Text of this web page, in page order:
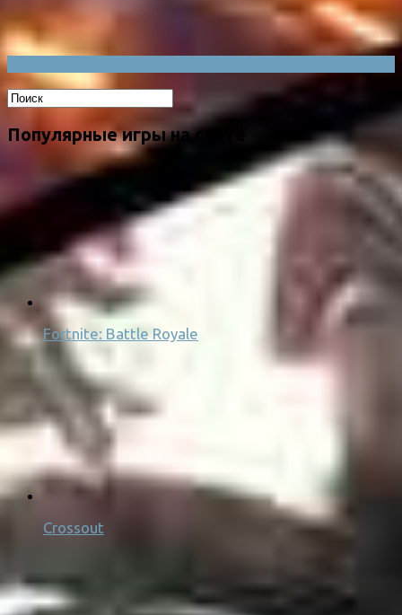
Популярные игры на сайте
Fortnite: Battle Royale
Crossout